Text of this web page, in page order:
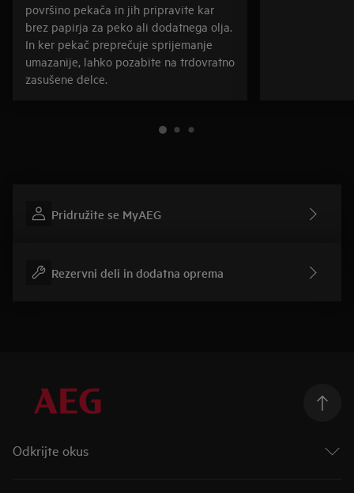
površino pekača in jih pripravite kar
brez papirja za peko ali dodatnega olja.
In ker pekač preprečuje sprijemanje
umazanije, lahko pozabite na trdovratno
zasušene delce.
Pridružite se MyAEG
Rezervni deli in dodatna oprema
Odkrijte okus